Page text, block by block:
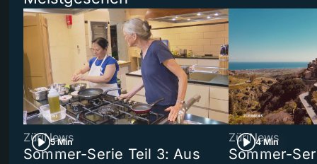
5 Min
ZüriNews
Sommer-Serie Teil 3: Aus
4 Min
ZüriNews
Sommer-